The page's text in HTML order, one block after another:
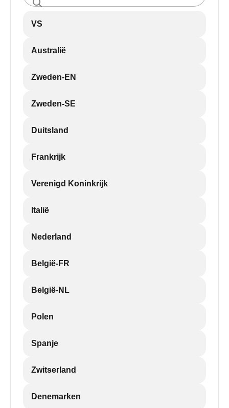
VS
Australië
Zweden-EN
Zweden-SE
Duitsland
Frankrijk
Verenigd Koninkrijk
Italië
Nederland
België-FR
België-NL
Polen
Spanje
Zwitserland
Denemarken